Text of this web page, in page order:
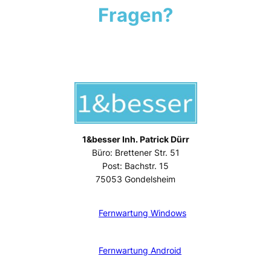
Fragen?
1&besser Inh. Patrick Dürr
Büro: Brettener Str. 51
Post: Bachstr. 15
75053 Gondelsheim
Fernwartung Windows
Fernwartung Android